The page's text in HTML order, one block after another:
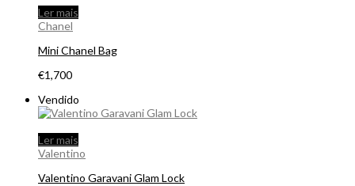
Ler mais
Chanel
Mini Chanel Bag
€1,700
Vendido
Ler mais
Valentino
Valentino Garavani Glam Lock